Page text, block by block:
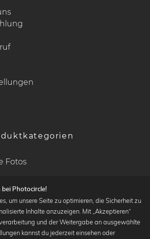
Fotos
Photocircle!
um unsere Seite zu optimieren, die Sicherheit zu
Inhalte anzuzeigen. Mit „Akzeptieren“
und der Weitergabe an ausgewählte
kannst du jederzeit einsehen oder